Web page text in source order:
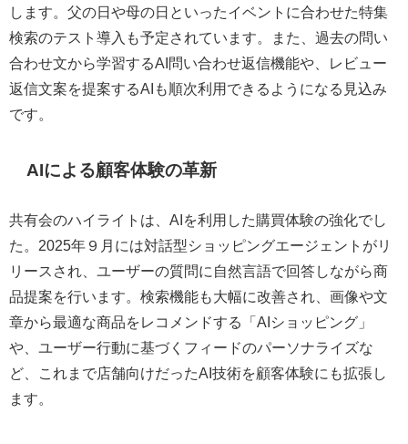
します。父の日や母の日といったイベントに合わせた特集
検索のテスト導入も予定されています。また、過去の問い
合わせ文から学習するAI問い合わせ返信機能や、レビュー
返信文案を提案するAIも順次利用できるようになる見込み
です。
AIによる顧客体験の革新
共有会のハイライトは、AIを利用した購買体験の強化でし
た。2025年９月には対話型ショッピングエージェントがリ
リースされ、ユーザーの質問に自然言語で回答しながら商
品提案を行います。検索機能も大幅に改善され、画像や文
章から最適な商品をレコメンドする「AIショッピング」
や、ユーザー行動に基づくフィードのパーソナライズな
ど、これまで店舗向けだったAI技術を顧客体験にも拡張し
ます。